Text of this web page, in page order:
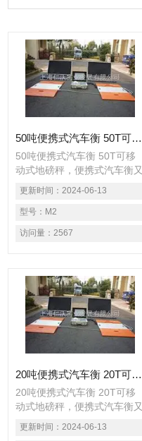
50吨便携式汽车衡 50T可移动式地磅秤
50吨便携式汽车衡 50T可移
动式地磅秤，便携式汽车衡又
名便携式轴重秤、轴重仪、便
携式地磅秤、用于公路便携查
超载车辆静态称重检测，货物
过磅低精度车辆称重或较高精
度静态车辆称重。
更新时间： 2024-06-13
型号： M2
访问量： 2567
20吨便携式汽车衡 20T可移动式地磅秤
20吨便携式汽车衡 20T可移
动式地磅秤，便携式汽车衡又
名便携式轴重秤、轴重仪、便
携式地磅秤、用于公路便携查
更新时间： 2024-06-13